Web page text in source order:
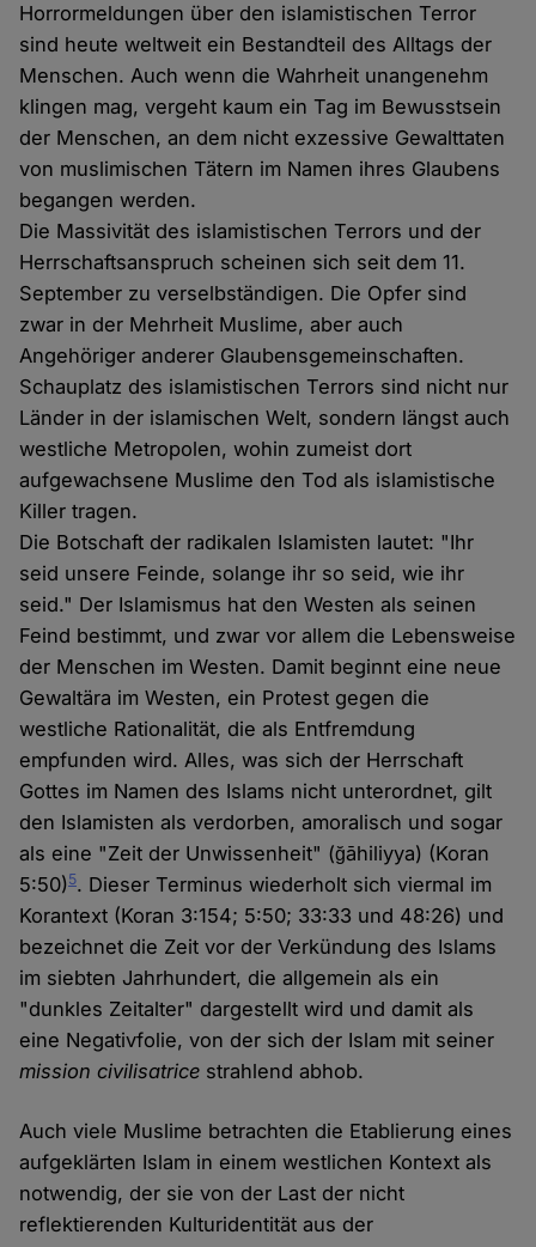
Horrormeldungen über den islamistischen Terror
sind heute weltweit ein Bestandteil des Alltags der
Menschen. Auch wenn die Wahrheit unangenehm
klingen mag, vergeht kaum ein Tag im Bewusstsein
der Menschen, an dem nicht exzessive Gewalttaten
von muslimischen Tätern im Namen ihres Glaubens
begangen werden.
Die Massivität des islamistischen Terrors und der
Herrschaftsanspruch scheinen sich seit dem 11.
September zu verselbständigen. Die Opfer sind
zwar in der Mehrheit Muslime, aber auch
Angehöriger anderer Glaubensgemeinschaften.
Schauplatz des islamistischen Terrors sind nicht nur
Länder in der islamischen Welt, sondern längst auch
westliche Metropolen, wohin zumeist dort
aufgewachsene Muslime den Tod als islamistische
Killer tragen.
Die Botschaft der radikalen Islamisten lautet: "Ihr
seid unsere Feinde, solange ihr so seid, wie ihr
seid." Der Islamismus hat den Westen als seinen
Feind bestimmt, und zwar vor allem die Lebensweise
der Menschen im Westen. Damit beginnt eine neue
Gewaltära im Westen, ein Protest gegen die
westliche Rationalität, die als Entfremdung
empfunden wird. Alles, was sich der Herrschaft
Gottes im Namen des Islams nicht unterordnet, gilt
den Islamisten als verdorben, amoralisch und sogar
als eine "Zeit der Unwissenheit" (ğāhiliyya) (Koran
5:50)5. Dieser Terminus wiederholt sich viermal im
Korantext (Koran 3:154; 5:50; 33:33 und 48:26) und
bezeichnet die Zeit vor der Verkündung des Islams
im siebten Jahrhundert, die allgemein als ein
"dunkles Zeitalter" dargestellt wird und damit als
eine Negativfolie, von der sich der Islam mit seiner
mission civilisatrice strahlend abhob.
Auch viele Muslime betrachten die Etablierung eines
aufgeklärten Islam in einem westlichen Kontext als
notwendig, der sie von der Last der nicht
reflektierenden Kulturidentität aus der